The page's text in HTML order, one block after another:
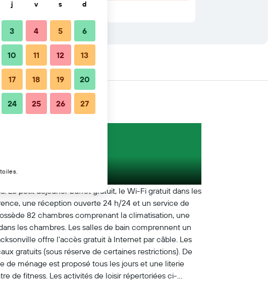
Le petit déjeuner buffet gratuit, le Wi-Fi gratuit dans les
une réception ouverte 24 h/24 et un service de
82 chambres comprenant la climatisation, une
les chambres. Les salles de bain comprennent un
offre l'accès gratuit à Internet par câble. Les
gratuits (sous réserve de certaines restrictions). De
de ménage est proposé tous les jours et une literie
de fitness. Les activités de loisir répertoriées ci-
j v s d
3 4 5 6
10 11 12 13
17 18 19 20
24 25 26 27